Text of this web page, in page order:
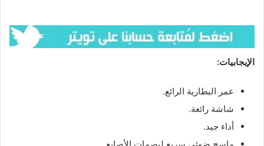
الإيجابيات:
عمر البطارية الرائع.
شاشة رائعة.
أداء جيد.